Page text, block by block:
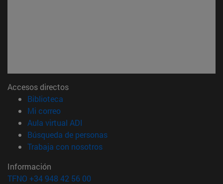
Accesos directos
Biblioteca
Mi correo(abre en nueva ventana)
Aula virtual ADI
Búsqueda de personas(abre en nueva ventana)
Trabaja con nosotros(abre en nueva ventana)
Información
TFNO +34 948 42 56 00